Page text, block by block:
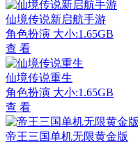
仙境传说新启航手游
角色扮演 大小:1.65GB
查 看
仙境传说重生
角色扮演 大小:1.65GB
查 看
帝王三国单机无限黄金版